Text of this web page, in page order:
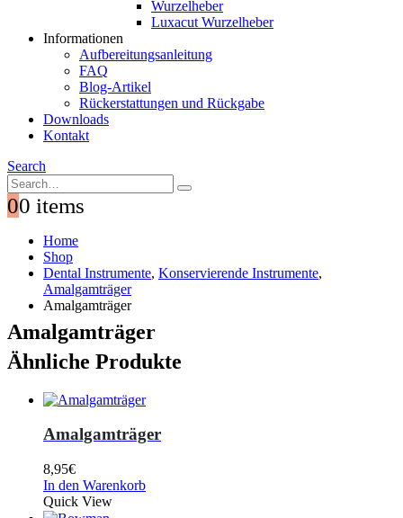
Wurzelheber
Luxacut Wurzelheber
Informationen
Aufbereitungsanleitung
FAQ
Blog-Artikel
Rückerstattungen und Rückgabe
Downloads
Kontakt
Search
00 items
Home
Shop
Dental Instrumente, Konservierende Instrumente,
Amalgamträger
Amalgamträger
Amalgamträger
Ähnliche Produkte
Amalgamträger
8,95€
In den Warenkorb
Quick View